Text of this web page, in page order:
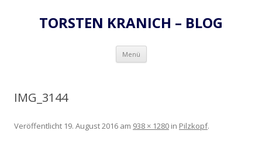
TORSTEN KRANICH – BLOG
Menü Zum
springen
IMG_3144
Veröffentlicht 19. August 2016 am 938 × 1280 in Pilzkopf.